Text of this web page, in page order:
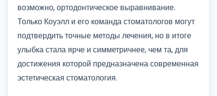
возможно, ортодонтическое выравнивание.
Только Коуэлл и его команда стоматологов могут
подтвердить точные методы лечения, но в итоге
улыбка стала ярче и симметричнее, чем та, для
достижения которой предназначена современная
эстетическая стоматология.